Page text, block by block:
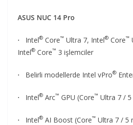
ASUS NUC 14 Pro
· Intel® Core™ Ultra 7, Intel® Core™
Intel® Core™ 3 işlemciler
· Belirli modellerde Intel vPro®
· Intel® Arc™ GPU (Core™ Ultra 7 /
· Intel® AI Boost (Core™ Ultra 7 / 5